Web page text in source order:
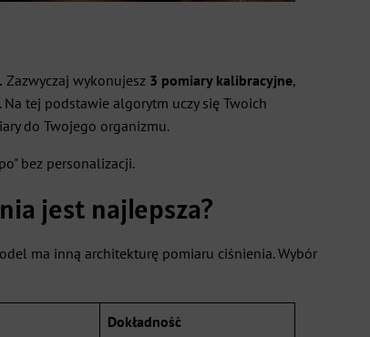
Zazwyczaj wykonujesz 3 pomiary kalibracyjne,
tej podstawie algorytm uczy się Twoich
do Twojego organizmu.
bez personalizacji.
jest najlepsza?
ma inną architekturę pomiaru ciśnienia. Wybór
Dokładność